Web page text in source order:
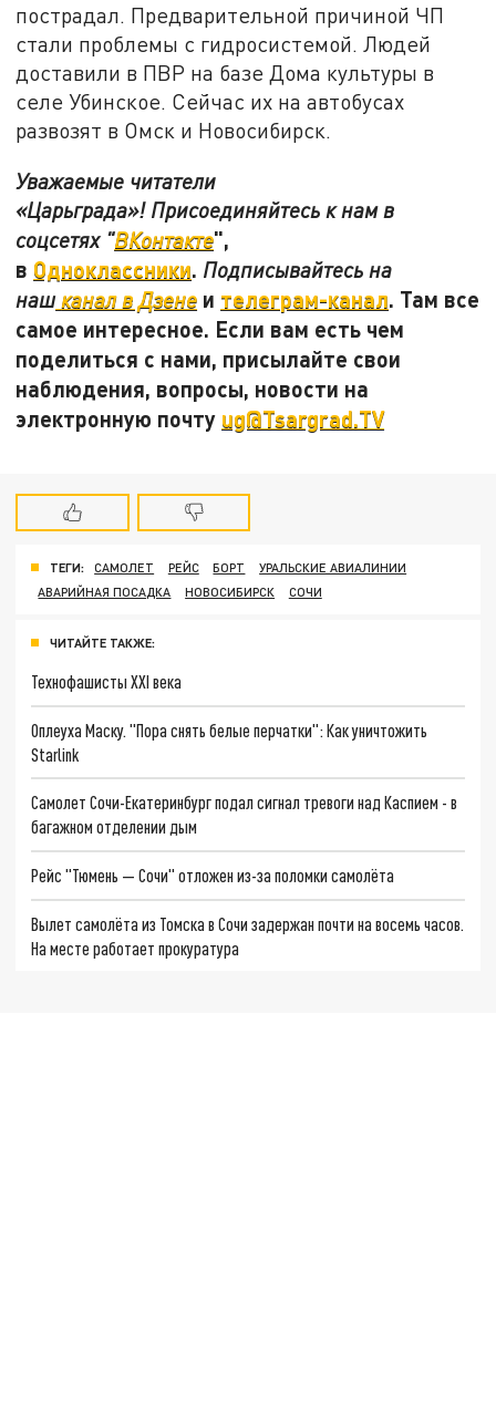
пострадал. Предварительной причиной ЧП
стали проблемы с гидросистемой. Людей
доставили в ПВР на базе Дома культуры в
селе Убинское. Сейчас их на автобусах
развозят в Омск и Новосибирск.
Уважаемые читатели
«Царьграда»! Присоединяйтесь к нам в
соцсетях "ВКонтакте",
в Одноклассники. Подписывайтесь на
наш канал в Дзене и телеграм-канал. Там все
самое интересное. Если вам есть чем
поделиться с нами, присылайте свои
наблюдения, вопросы, новости на
электронную почту ug@Tsargrad.TV
ТЕГИ: САМОЛЕТ РЕЙС БОРТ
УРАЛЬСКИЕ АВИАЛИНИИ
АВАРИЙНАЯ ПОСАДКА
НОВОСИБИРСК СОЧИ
ЧИТАЙТЕ ТАКЖЕ:
Технофашисты XXI века
Оплеуха Маску. "Пора снять белые перчатки": Как уничтожить
Starlink
Самолет Сочи-Екатеринбург подал сигнал тревоги над Каспием - в
багажном отделении дым
Рейс "Тюмень — Сочи" отложен из-за поломки самолёта
Вылет самолёта из Томска в Сочи задержан почти на восемь часов.
На месте работает прокуратура